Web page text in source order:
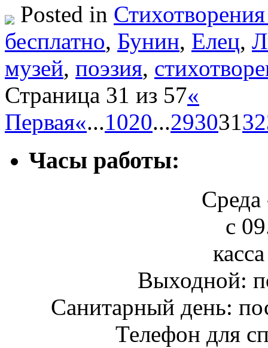
Posted in
бесплатно, Бунин, Елец,
музей, поэзия,
Страница 31 из 57«
Первая«...1020...293031 32
Часы работы:
Среда
с
Выходной:
Санитарный день:
Телефон для